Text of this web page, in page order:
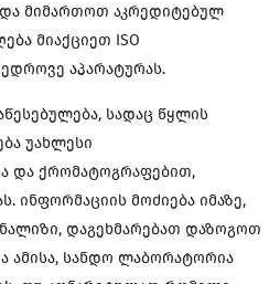
მიმართოთ აკრედიტებულ
მიაქციეთ ISO
აპარატურას.
სადაც წყლის
უახლესი
და ქრომატოგრაფებით,
ინფორმაციის მოძიება იმაზე,
დაგეხმარებათ დაზოგოთ
ამისა, სანდო ლაბორატორია